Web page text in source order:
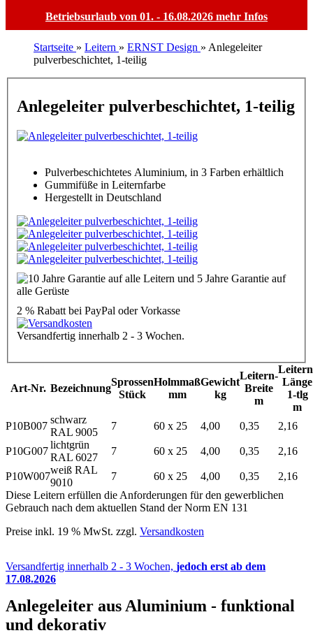
Betriebsurlaub von 01. - 16.08.2026 mehr Infos
Startseite » Leitern » ERNST Design » Anlegeleiter
pulverbeschichtet, 1-teilig
Anlegeleiter pulverbeschichtet, 1-teilig
Pulverbeschichtetes Aluminium, in 3 Farben erhältlich
Gummifüße in Leiternfarbe
Hergestellt in Deutschland
2 % Rabatt bei PayPal oder Vorkasse
Versandfertig innerhalb 2 - 3 Wochen.
Art-Nr. Bezeichnung
Sprossen
Stück
Holmmaß
mm
Gewicht
kg
Leitern-
Breite
m
Länge
1-tlg
m
P10B007
schwarz
RAL 9005
7 60 x 25 4,00 0,35 2,16
P10G007
lichtgrün
RAL 6027
7 60 x 25 4,00 0,35 2,16
P10W007
weiß RAL
9010
7 60 x 25 4,00 0,35
2,16
Diese Leitern erfüllen die Anforderungen für den gewerblichen
Gebrauch nach dem aktuellen Stand der Norm EN 131
Preise inkl. 19 % MwSt. zzgl. Versandkosten
Versandfertig innerhalb 2 - 3 Wochen, jedoch erst ab dem
17.08.2026
Anlegeleiter aus Aluminium - funktional
und dekorativ